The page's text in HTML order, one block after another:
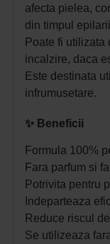
afecta pielea,
din timpul
Poate fi utilizata
incalzire, daca
Este destinata
infrumusetare.
✨ Beneficii
Formula 100%
Fara parfum si
Potrivita pentru
Indeparteaza
Reduce riscul
Se utilizeaza